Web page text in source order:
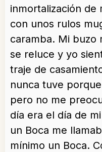
inmortalización
con unos rulos
caramba. Mi buzo
se reluce y yo
traje de
nunca tuve
pero no me
día era el día de
un Boca me
mínimo un Boca.